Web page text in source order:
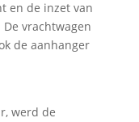
en de inzet van
vrachtwagen
de aanhanger
werd de